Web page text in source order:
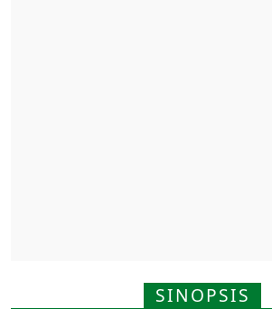
SINOPSIS